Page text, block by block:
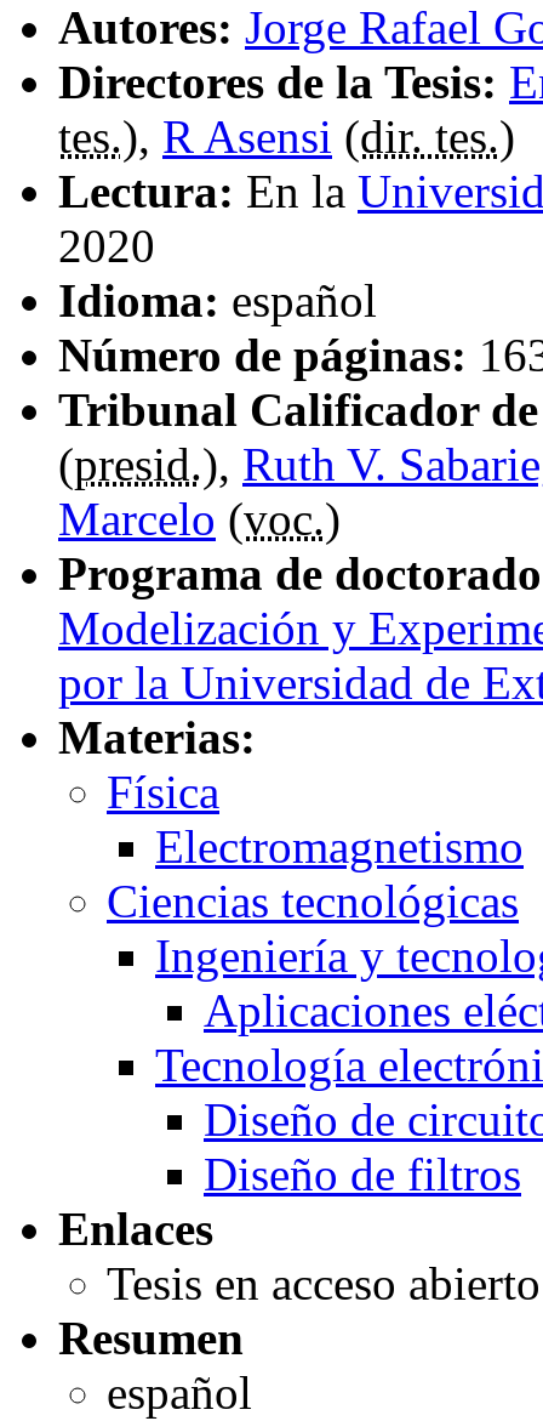
Autores: Jorge Rafael
Directores de la Tesis:
tes.), R Asensi (dir. tes.)
Lectura: En la
2020
Idioma: español
Número de páginas:
Tribunal Calificador de
(presid.), Ruth V.
Marcelo (voc.)
Programa de
Modelización y
por la Universidad de
Materias:
Física
Electromagnetismo
Ciencias tecnológicas
Ingeniería y
Aplicaciones
Tecnología
Diseño de
Diseño de filtros
Enlaces
Tesis en acceso
Resumen
español